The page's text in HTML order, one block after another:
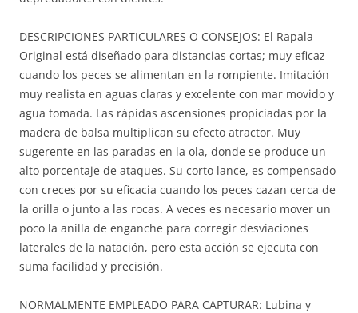
DESCRIPCIONES PARTICULARES O CONSEJOS: El Rapala
Original está diseñado para distancias cortas; muy eficaz
cuando los peces se alimentan en la rompiente. Imitación
muy realista en aguas claras y excelente con mar movido y
agua tomada. Las rápidas ascensiones propiciadas por la
madera de balsa multiplican su efecto atractor. Muy
sugerente en las paradas en la ola, donde se produce un
alto porcentaje de ataques. Su corto lance, es compensado
con creces por su eficacia cuando los peces cazan cerca de
la orilla o junto a las rocas. A veces es necesario mover un
poco la anilla de enganche para corregir desviaciones
laterales de la natación, pero esta acción se ejecuta con
suma facilidad y precisión.
NORMALMENTE EMPLEADO PARA CAPTURAR: Lubina y